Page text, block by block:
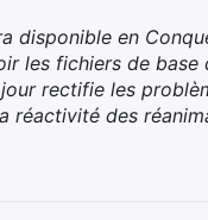
disponible en
les fichiers de base
rectifie les
réactivité des